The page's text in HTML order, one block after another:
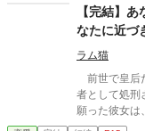
【完結】
なたに近づ
ラム猫
前世で皇后
者として処刑
願った彼女
ようと決める